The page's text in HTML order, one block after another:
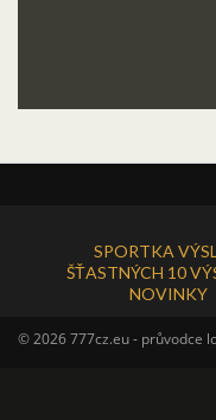
SPORTKA
ŠŤASTNÝCH 10
NOVINKY
© 2026 777cz.eu - průvodce